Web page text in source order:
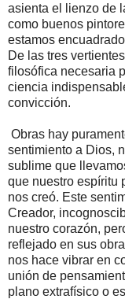
asienta el lienzo de
como buenos
estamos
De las tres
filosófica necesaria
ciencia
convicción.
Obras hay
sentimiento a Dios,
sublime que
que nuestro espíritu
nos creó. Este
Creador,
nuestro corazón,
reflejado en sus
nos hace vibrar en
unión de
plano extrafísico o